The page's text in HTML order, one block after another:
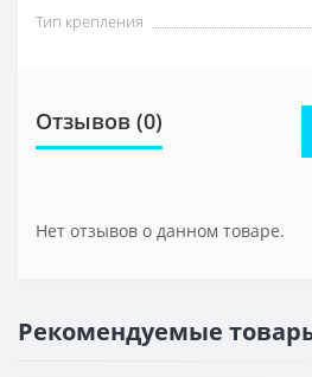
Тип крепления
Отзывов (0)
Нет отзывов о данном товаре.
Рекомендуемые